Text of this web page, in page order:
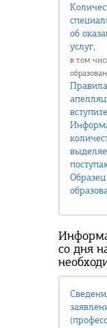
об
услуг,
в том
со дня